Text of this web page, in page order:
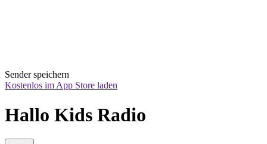
Sender speichern
Kostenlos im App Store laden
Hallo Kids Radio